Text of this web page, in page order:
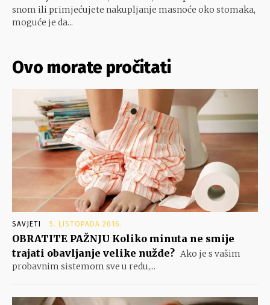
snom ili primjećujete nakupljanje masnoće oko stomaka,
moguće je da...
Ovo morate pročitati
SAVJETI 5. LISTOPADA 2016.
OBRATITE PAŽNJU Koliko minuta ne smije
trajati obavljanje velike nužde? Ako je s vašim
probavnim sistemom sve u redu,...